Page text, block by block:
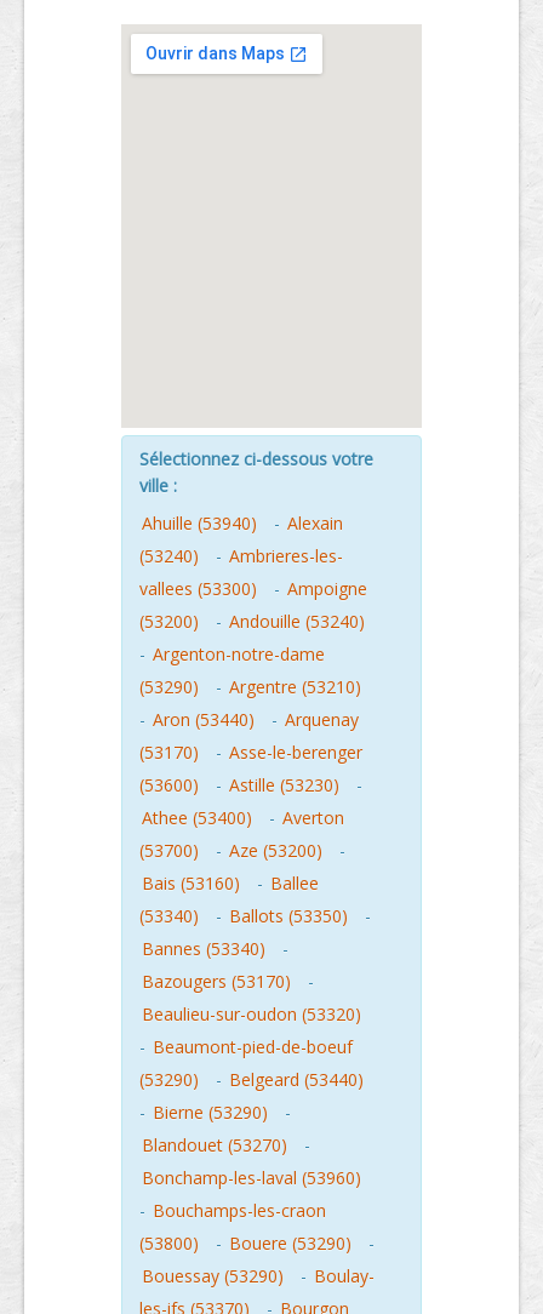
Sélectionnez ci-dessous votre
ville :
Ahuille (53940)
- Alexain
(53240)
- Ambrieres-les-
vallees (53300)
- Ampoigne
(53200)
- Andouille (53240)
- Argenton-notre-dame
(53290)
- Argentre (53210)
- Aron (53440) - Arquenay
(53170)
- Asse-le-berenger
(53600)
- Astille (53230)
-
Athee (53400)
- Averton
(53700)
- Aze (53200)
-
Bais (53160)
- Ballee
(53340)
- Ballots (53350)
-
Bannes (53340)
-
Bazougers (53170)
-
Beaulieu-sur-oudon (53320)
- Beaumont-pied-de-boeuf
(53290)
- Belgeard (53440)
- Bierne (53290)
-
Blandouet (53270)
-
Bonchamp-les-laval (53960)
- Bouchamps-les-craon
(53800)
- Bouere (53290)
-
Bouessay (53290)
- Boulay-
les-ifs (53370)
- Bourgon